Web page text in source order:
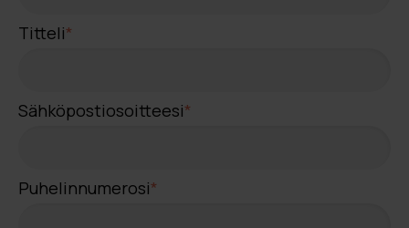
Titteli*
Sähköpostiosoitteesi*
Puhelinnumerosi*